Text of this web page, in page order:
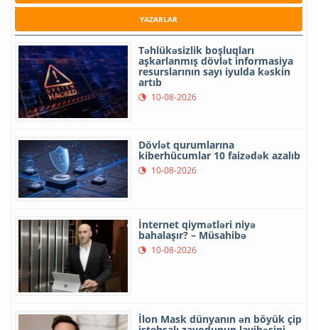
YAZARLAR
Təhlükəsizlik boşluqları
aşkarlanmış dövlət informasiya
resurslarının sayı iyulda kəskin
artıb
10-08-2026
Dövlət qurumlarına
kiberhücumlar 10 faizədək azalıb
10-08-2026
İnternet qiymətləri niyə
bahalaşır? – Müsahibə
10-08-2026
İlon Mask dünyanın ən böyük çip